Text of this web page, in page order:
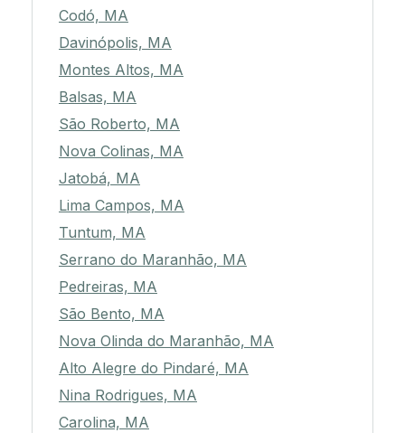
Codó, MA
Davinópolis, MA
Montes Altos, MA
Balsas, MA
São Roberto, MA
Nova Colinas, MA
Jatobá, MA
Lima Campos, MA
Tuntum, MA
Serrano do Maranhão, MA
Pedreiras, MA
São Bento, MA
Nova Olinda do Maranhão, MA
Alto Alegre do Pindaré, MA
Nina Rodrigues, MA
Carolina, MA